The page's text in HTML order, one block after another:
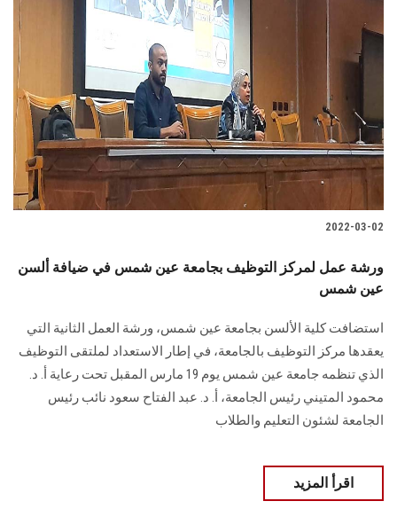
2022-03-02
ورشة عمل لمركز التوظيف بجامعة عين شمس في ضيافة ألسن
عين شمس
استضافت كلية الألسن بجامعة عين شمس، ورشة العمل الثانية التي
يعقدها مركز التوظيف بالجامعة، في إطار الاستعداد لملتقى التوظيف
الذي تنظمه جامعة عين شمس يوم 19 مارس المقبل تحت رعاية أ. د.
محمود المتيني رئيس الجامعة، أ. د. عبد الفتاح سعود نائب رئيس
الجامعة لشئون التعليم والطلاب
اقرأ المزيد